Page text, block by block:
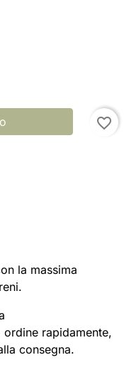
favorite_border
la massima
rapidamente,
consegna.